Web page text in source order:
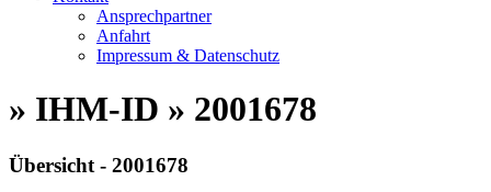
Ansprechpartner
Anfahrt
Impressum & Datenschutz
» IHM-ID » 2001678
Übersicht - 2001678